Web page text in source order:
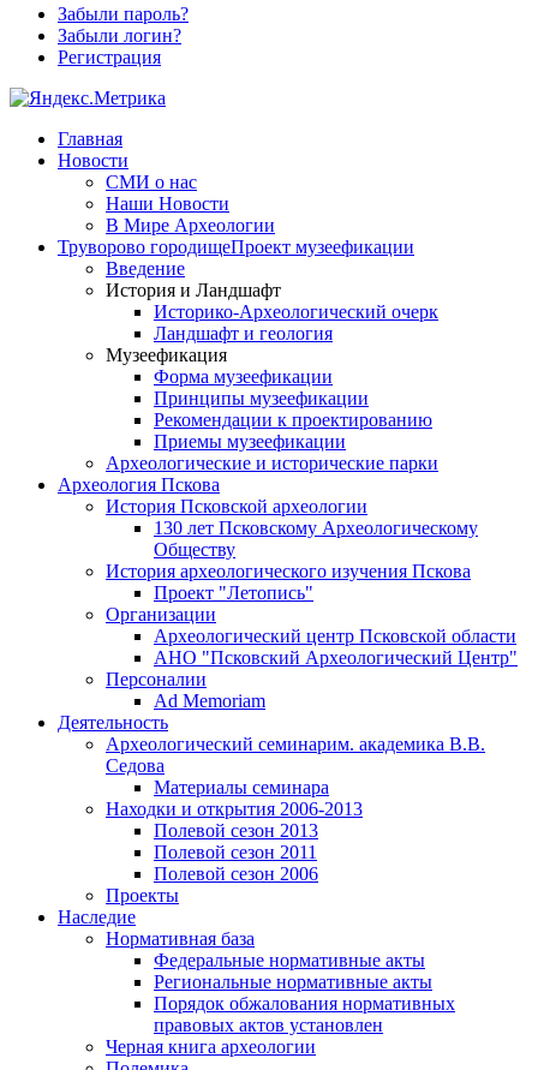
Забыли пароль?
Забыли логин?
Регистрация
Главная
Новости
СМИ о нас
Наши Новости
В Мире Археологии
Труворово городищеПроект музеефикации
Введение
История и Ландшафт
Историко-Археологический очерк
Ландшафт и геология
Музеефикация
Форма музеефикации
Принципы музеефикации
Рекомендации к проектированию
Приемы музеефикации
Археологические и исторические парки
Археология Пскова
История Псковской археологии
130 лет Псковскому Археологическому
Обществу
История археологического изучения Пскова
Проект "Летопись"
Организации
Археологический центр Псковской области
АНО "Псковский Археологический Центр"
Персоналии
Ad Memoriam
Деятельность
Археологический семинарим. академика В.В.
Седова
Материалы семинара
Находки и открытия 2006-2013
Полевой сезон 2013
Полевой сезон 2011
Полевой сезон 2006
Проекты
Наследие
Нормативная база
Федеральные нормативные акты
Региональные нормативные акты
Порядок обжалования нормативных
правовых актов установлен
Черная книга археологии